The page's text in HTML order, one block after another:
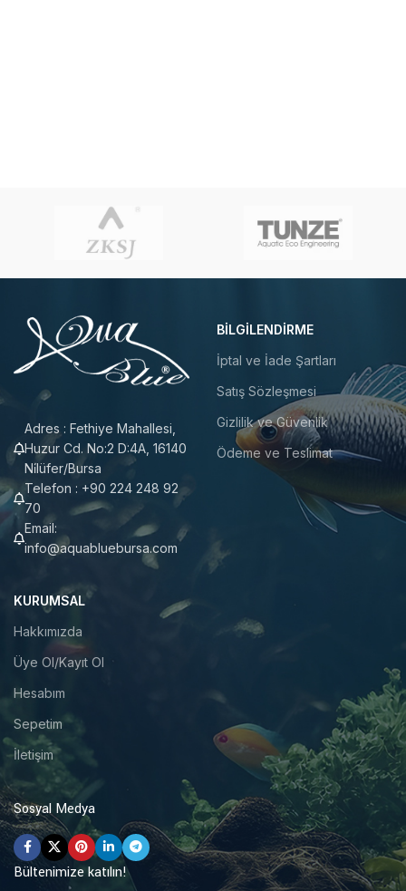
Adres : Fethiye Mahallesi,
Huzur Cd. No:2 D:4A, 16140
Ni̇lüfer/Bursa
Telefon : +90 224 248 92
70
Email:
info@aquabluebursa.com
BILGILENDIRME
İptal ve İade Şartları
Satış Sözleşmesi
Gizlilik ve Güvenlik
Ödeme ve Teslimat
KURUMSAL
Hakkımızda
Üye Ol/Kayıt Ol
Hesabım
Sepetim
İletişim
Sosyal Medya
Bültenimize katılın!